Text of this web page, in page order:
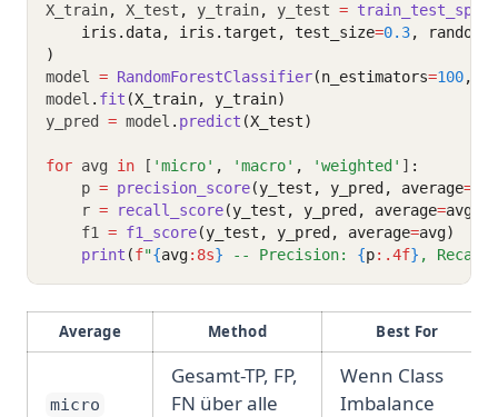
X_train, X_test , y_train, y_test = train_test_split
    iris.data, iris.target, test_size
=0.3,
)
model = RandomForestClassifier(n_estimators=100,
model . fit (X_train, y_train)
y_pred = model . predict (X_test)
for avg in [ 'micro' , 'macro' , 'weighted' ] :
    p
= precision_score(y_test, y_pred, average=
    r
= recall_score(y_test, y_pred, average=avg)
    f1
= f1_score(y_test, y_pred, average=avg)
print (f"{avg:8s} -- Precision: {p:.4f} ,
Average Method Best For
micro
Gesamt-TP, FP,
FN über alle
Wenn Class
Imbalance